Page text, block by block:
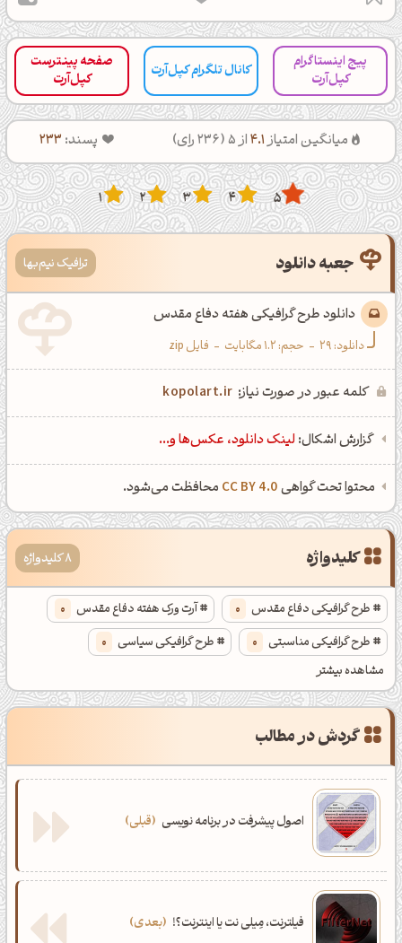
پیج اینستاگرام
کپل‌آرت
کانال تلگرام کپل‌آرت
صفحه پینترست
کپل‌آرت
میانگین امتیاز4.1از 5 ( 236رای) پسند: 233
5
4
3
2
1
جعبه دانلود ترافیک نیم‌بها
دانلود طرح گرافیکی هفته دفاع مقدس
دانلود:29
- حجم: 1.2 مگابایت - فایل zip
کلمه عبور در صورت نیاز: kopolart.ir
گزارش اشکال: لینک دانلود، عکس‌ها و...
محتوا تحت گواهیCC BY 4.0 محافظت می‌شود.
کلیدواژه 8 کلیدواژه
طرح گرافیکی دفاع مقدس 0 آرت ورک هفته دفاع مقدس 0
طرح گرافیکی مناسبتی 0 طرح گرافیکی سیاسی 0
مشاهده بیشتر
خلاقیت در گرافیک 0 طراحی گرافیک خلاقانه 0
جانم فدای ایران
0
گردش در مطالب
اصول پیشرفت در برنامه نویسی قبلی
فیلترنت، مِیلی نت یا اینترنت؟! بعدی
ظهرت بخیر❤️
کپل‌آرت رو دنبال کن!
کانال تلگرام
اینستاگرام
کانال ایــتا
کانال بلـــه